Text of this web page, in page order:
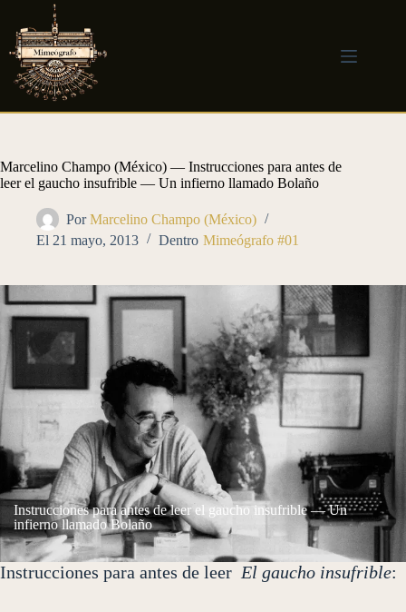
contenido
Marcelino Champo (México) — Instrucciones para antes de
leer el gaucho insufrible — Un infierno llamado Bolaño
Por Marcelino Champo (México)
El 21 mayo, 2013 Dentro Mimeógrafo #01
Instrucciones para antes de leer el gaucho insufrible — Un
infierno llamado Bolaño
Instrucciones para antes de leer El gaucho insufrible: